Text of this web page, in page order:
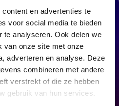
en advertenties te
voor social media te bieden
te analyseren. Ook delen we
van onze site met onze
adverteren en analyse. Deze
combineren met andere
verstrekt of die ze hebben
gebruik van hun services.